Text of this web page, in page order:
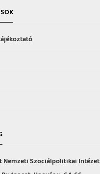
Nemzeti Szociálpolitikai Intézet